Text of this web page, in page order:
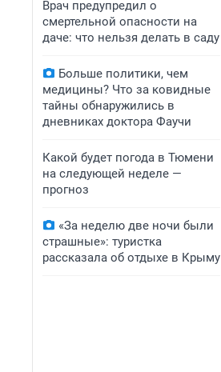
Врач предупредил о
смертельной опасности на
даче: что нельзя делать в саду
Больше политики, чем
медицины? Что за ковидные
тайны обнаружились в
дневниках доктора Фаучи
Какой будет погода в Тюмени
на следующей неделе —
прогноз
«За неделю две ночи были
страшные»: туристка
рассказала об отдыхе в Крыму